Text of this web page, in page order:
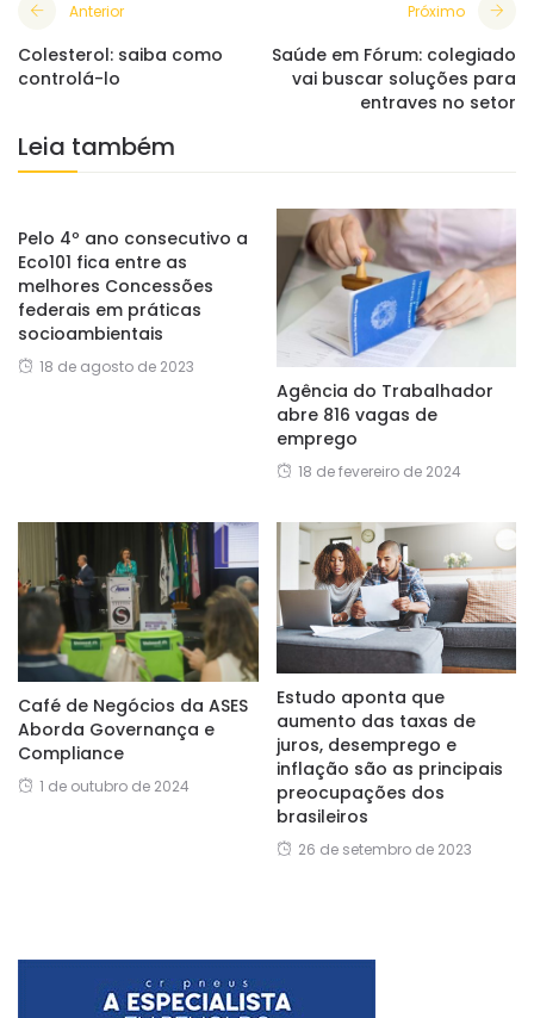
Anterior
Colesterol: saiba como
controlá-lo
Próximo
Saúde em Fórum: colegiado
vai buscar soluções para
entraves no setor
Leia também
Pelo 4º ano consecutivo a
Eco101 fica entre as
melhores Concessões
federais em práticas
socioambientais
18 de agosto de 2023
Agência do Trabalhador
abre 816 vagas de
emprego
18 de fevereiro de 2024
Café de Negócios da ASES
Aborda Governança e
Compliance
1 de outubro de 2024
Estudo aponta que
aumento das taxas de
juros, desemprego e
inflação são as principais
preocupações dos
brasileiros
26 de setembro de 2023